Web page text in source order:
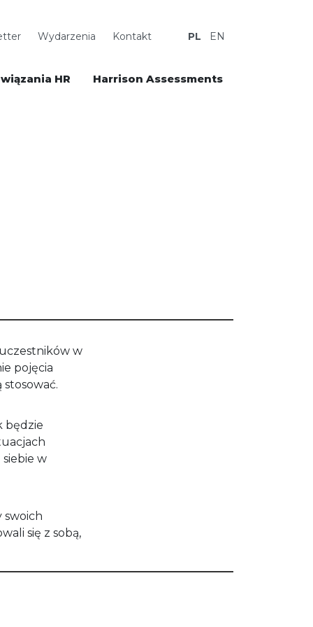
Wydarzenia Kontakt PL EN
HR Harrison Assessments
w
pojęcia
stosować.
będzie
w
swoich
się z sobą,